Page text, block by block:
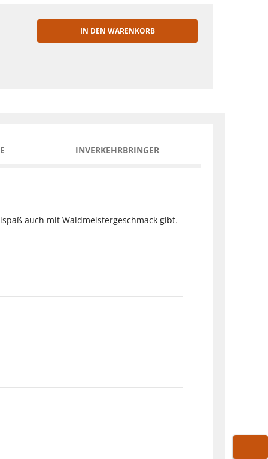
IN DEN WARENKORB
INVERKEHRBRINGER
auch mit Waldmeistergeschmack gibt.